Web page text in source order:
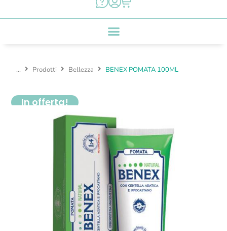
... Prodotti Bellezza BENEX POMATA 100ML
In offerta!